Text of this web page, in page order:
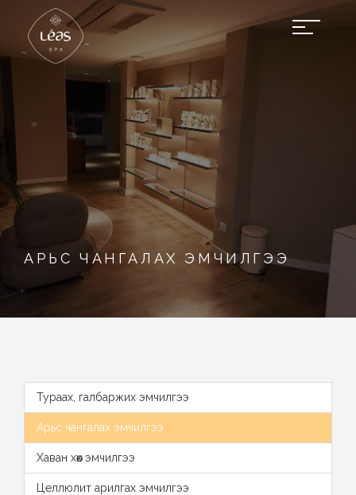
АРЬС ЧАНГАЛАХ ЭМЧИЛГЭЭ
Тураах, галбаржих эмчилгээ
Арьс чангалах эмчилгээ
Хаван хөөх эмчилгээ
Целлюлит арилгах эмчилгээ